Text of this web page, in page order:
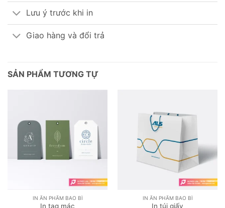
Lưu ý trước khi in
Giao hàng và đổi trả
SẢN PHẨM TƯƠNG TỰ
IN ẤN PHẨM BAO BÌ
In tag mác
IN ẤN PHẨM BAO BÌ
In túi giấy